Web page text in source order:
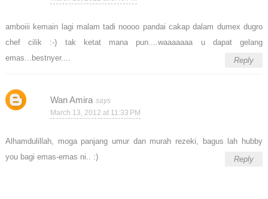
amboiii kemain lagi malam tadi noooo pandai cakap dalam dumex dugro
chef cilik :-) tak ketat mana pun....waaaaaaa u dapat gelang
emas...bestnyer....
Reply
Wan Amira
March 13, 2012 at 11:33 PM
Alhamdulillah, moga panjang umur dan murah rezeki, bagus lah hubby
you bagi emas-emas ni.. :)
Reply